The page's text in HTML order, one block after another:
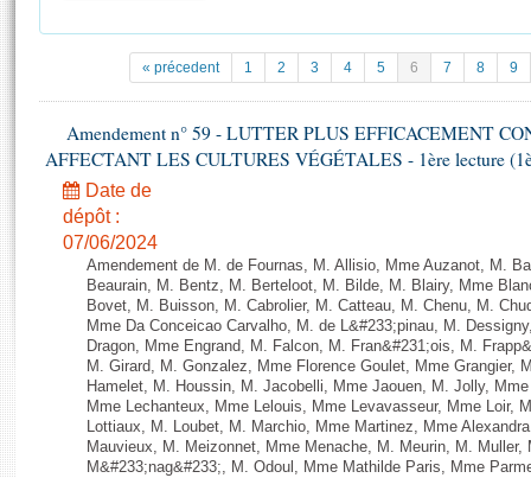
Documents parlementaires
Propositions de loi
Amendements
Textes adoptés
Rapports d'information
Rapports d'enquête
Rapports législatifs
Rapports sur l'application des lois
Baromètre de l’application des lois
Dossiers législatifs
Budget et sécurité sociale
Histoire
Juniors
Anciennes législatures
Liens vers les sites publics
Les archives
Photos libres de droit
« précedent 1 2 3 4 5 6 7 8 9
Amendement n° 59 - LUTTER PLUS EFFICACEMENT
AFFECTANT LES CULTURES VÉGÉTALES - 1ère lecture
Date de
dépôt :
07/06/2024
Amendement de M. de Fournas, M. Allisio, Mme Auzanot, M.
Beaurain, M. Bentz, M. Berteloot, M. Bilde, M. Blairy, Mme
Bovet, M. Buisson, M. Cabrolier, M. Catteau, M. Chenu, M.
Mme Da Conceicao Carvalho, M. de L&#233;pinau, M.
Dragon, Mme Engrand, M. Falcon, M. Fran&#231;ois, M.
M. Girard, M. Gonzalez, Mme Florence Goulet, Mme Grangier,
Hamelet, M. Houssin, M. Jacobelli, Mme Jaouen, M. Jolly,
Mme Lechanteux, Mme Lelouis, Mme Levavasseur, Mme Loir,
Lottiaux, M. Loubet, M. Marchio, Mme Martinez, Mme
Mauvieux, M. Meizonnet, Mme Menache, M. Meurin, M. Muller,
M&#233;nag&#233;, M. Odoul, Mme Mathilde Paris, Mme